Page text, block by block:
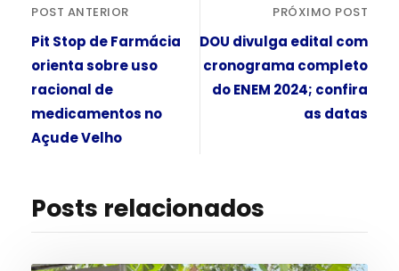
POST ANTERIOR
Pit Stop de Farmácia
orienta sobre uso
racional de
medicamentos no
Açude Velho
PRÓXIMO POST
DOU divulga edital com
cronograma completo
do ENEM 2024; confira
as datas
Posts relacionados